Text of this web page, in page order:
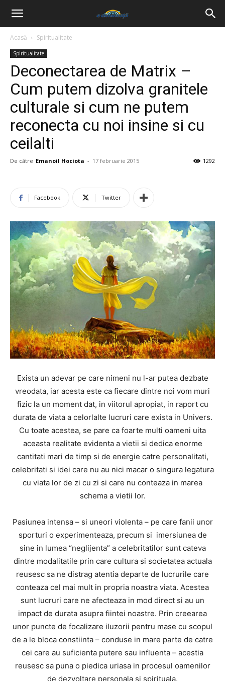
Acasă Spiritualitate
Spiritualitate
Deconectarea de Matrix –
Cum putem dizolva granitele
culturale si cum ne putem
reconecta cu noi insine si cu
ceilalti
De către Emanoil Hociota - 17 februarie 2015 1292
Facebook Twitter
Exista un adevar pe care nimeni nu l-ar putea dezbate
vreodata, iar acesta este ca fiecare dintre noi vom muri
fizic la un moment dat, in viitorul apropiat, in raport cu
durata de viata a celorlalte lucruri care exista in Univers.
Cu toate acestea, se pare ca foarte multi oameni uita
aceasta realitate evidenta a vietii si dedica enorme
cantitati mari de timp si de energie catre personalitati,
celebritati si idei care nu au nici macar o singura legatura
cu viata lor de zi cu zi si care nu conteaza in marea
schema a vietii lor.
Pasiunea intensa – si uneori violenta – pe care fanii unor
sporturi o experimenteaza, precum si imersiunea de
sine in lumea “neglijenta” a celebritatilor sunt cateva
dintre modalitatile prin care cultura si societatea actuala
reusesc sa ne distrag atentia departe de lucrurile care
conteaza cel mai mult in propria noastra viata. Acestea
sunt lucruri care ne afecteaza in mod direct si au un
impact de durata asupra fiintei noastre. Prin creearea
unor puncte de focalizare iluzorii pentru mase cu scopul
de a le bloca constiinta – conduse in mare parte de catre
cei care au suficienta putere sau influenta – acestia
reusesc sa puna o piedica uriasa in procesul oamenilor
de dezvoltare personala si spirituala.